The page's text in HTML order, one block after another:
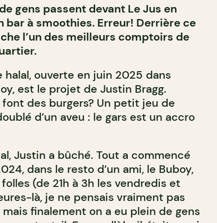
gens passent devant Le Jus en
bar à smoothies. Erreur! Derrière ce
l’un des meilleurs comptoirs de
ouverte en juin 2025 dans
est le projet de Justin Bragg.
font des burgers? Un petit jeu de
d’un aveu : le gars est un accro
Justin a bûché. Tout a commencé
dans le resto d’un ami, le Buboy,
(de 21h à 3h les vendredis et
là, je ne pensais vraiment pas
finalement on a eu plein de gens